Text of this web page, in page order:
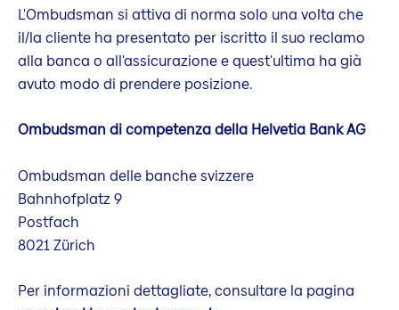
L'Ombudsman si attiva di norma solo una volta che
il/la cliente ha presentato per iscritto il suo reclamo
alla banca o all'assicurazione e quest'ultima ha già
avuto modo di prendere posizione.
Ombudsman di competenza della Helvetia Bank AG
Ombudsman delle banche svizzere
Bahnhofplatz 9
Postfach
8021 Zürich
Per informazioni dettagliate, consultare la pagina